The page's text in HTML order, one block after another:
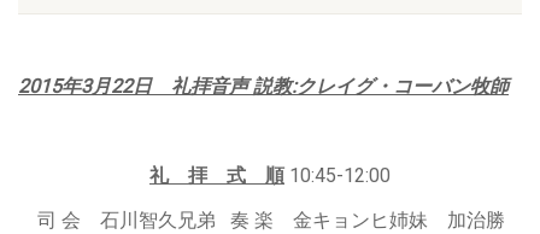
2015年3月22日 礼拝音声 説教:クレイグ・コーバン牧師
礼 拝 式 順 10:45-12:00
司 会 石川智久兄弟 奏 楽 金キョンヒ姉妹 加治勝